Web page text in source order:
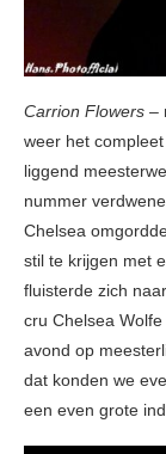
Carrion Flowers –
weer het
liggend
nummer
Chelsea
stil te krijgen met
fluisterde zich
cru Chelsea
avond op
dat konden we
een even grote